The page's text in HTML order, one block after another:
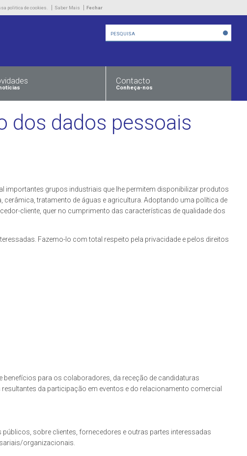
politica de cookies. Saber Mais Fechar
Produtos
Novidades
Contacto
Conheça-nos
dos dados pessoais
importantes grupos industriais que lhe permitem disponibilizar produtos
tratamento de águas e agricultura. Adoptando uma política de
cliente, quer no cumprimento das características de qualidade dos
Fazemo-lo com total respeito pela privacidade e pelos direitos
para os colaboradores, da receção de candidaturas
da participação em eventos e do relacionamento comercial
sobre clientes, fornecedores e outras partes interessadas
organizacionais.